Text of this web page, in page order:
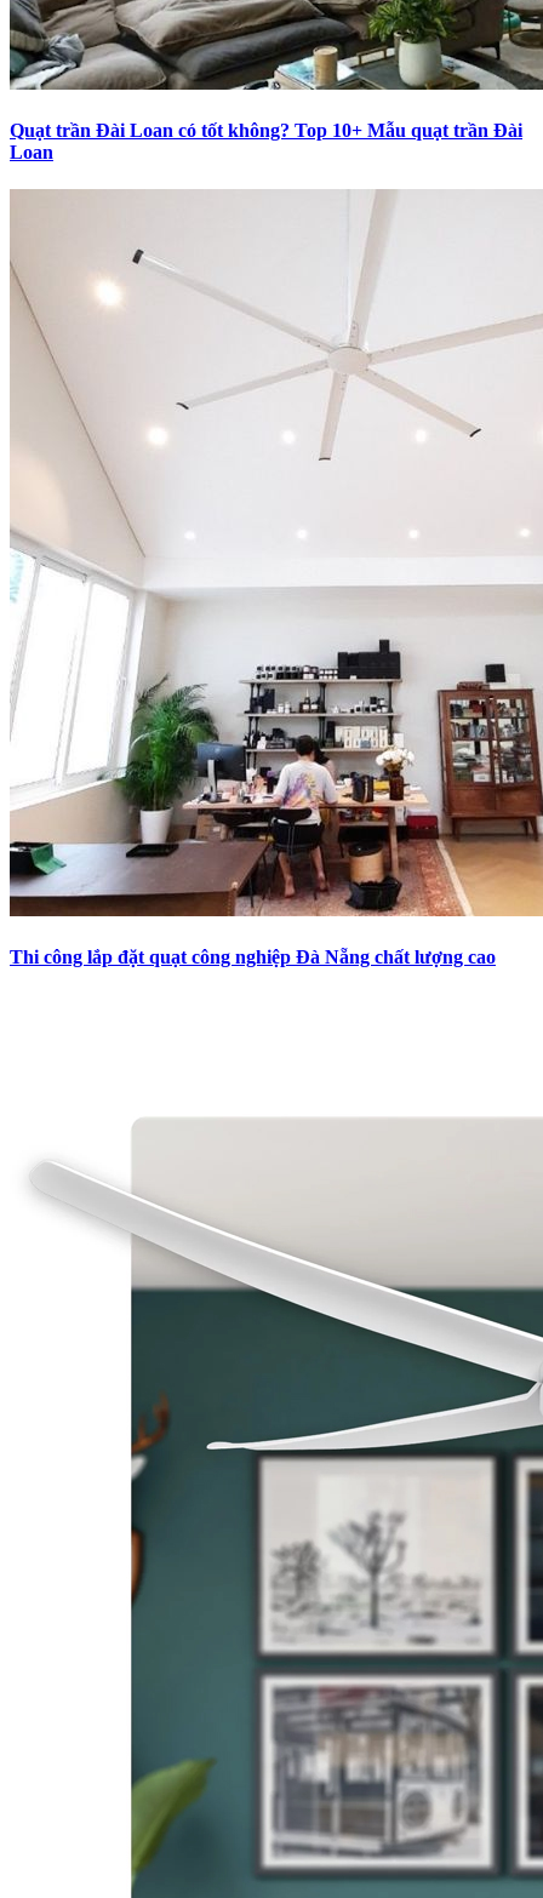
Quạt trần Đài Loan có tốt không? Top 10+ Mẫu quạt trần Đài
Loan
Thi công lắp đặt quạt công nghiệp Đà Nẵng chất lượng cao